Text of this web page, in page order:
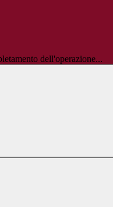
dell'operazione...